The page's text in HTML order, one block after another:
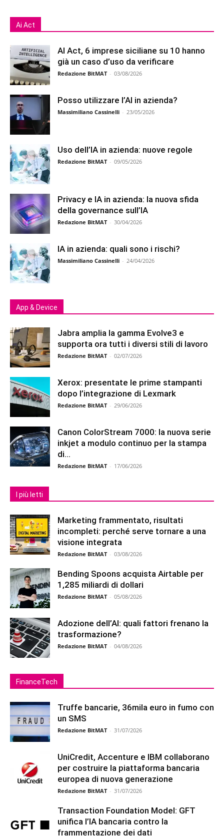
Ai Act
AI Act, 6 imprese siciliane su 10 hanno
già un caso d’uso da verificare
Redazione BitMAT - 03/08/2026
Posso utilizzare l’AI in azienda?
Massimiliano Cassinelli - 23/05/2026
Uso dell’IA in azienda: nuove regole
Redazione BitMAT - 09/05/2026
Privacy e IA in azienda: la nuova sfida
della governance sull’IA
Redazione BitMAT - 30/04/2026
IA in azienda: quali sono i rischi?
Massimiliano Cassinelli - 24/04/2026
App & Device
Jabra amplia la gamma Evolve3 e
supporta ora tutti i diversi stili di lavoro
Redazione BitMAT - 02/07/2026
Xerox: presentate le prime stampanti
dopo l’integrazione di Lexmark
Redazione BitMAT - 29/06/2026
Canon ColorStream 7000: la nuova serie
inkjet a modulo continuo per la stampa
di...
Redazione BitMAT - 17/06/2026
I più letti
Marketing frammentato, risultati
incompleti: perché serve tornare a una
visione integrata
Redazione BitMAT - 03/08/2026
Bending Spoons acquista Airtable per
1,285 miliardi di dollari
Redazione BitMAT - 05/08/2026
Adozione dell’AI: quali fattori frenano la
trasformazione?
Redazione BitMAT - 04/08/2026
FinanceTech
Truffe bancarie, 36mila euro in fumo con
un SMS
Redazione BitMAT - 31/07/2026
UniCredit, Accenture e IBM collaborano
per costruire la piattaforma bancaria
europea di nuova generazione
Redazione BitMAT - 31/07/2026
Transaction Foundation Model: GFT
unifica l’IA bancaria contro la
frammentazione dei dati